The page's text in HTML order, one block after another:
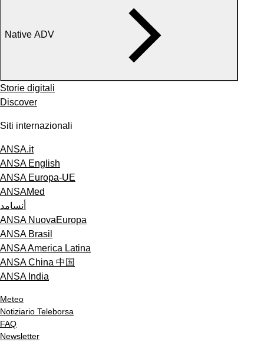
Native ADV
Storie digitali
Discover
Siti internazionali
ANSA.it
ANSA English
ANSA Europa-UE
ANSAMed
أنسامد
ANSA NuovaEuropa
ANSA Brasil
ANSA America Latina
ANSA China 中国
ANSA India
Meteo
Notiziario Teleborsa
FAQ
Newsletter